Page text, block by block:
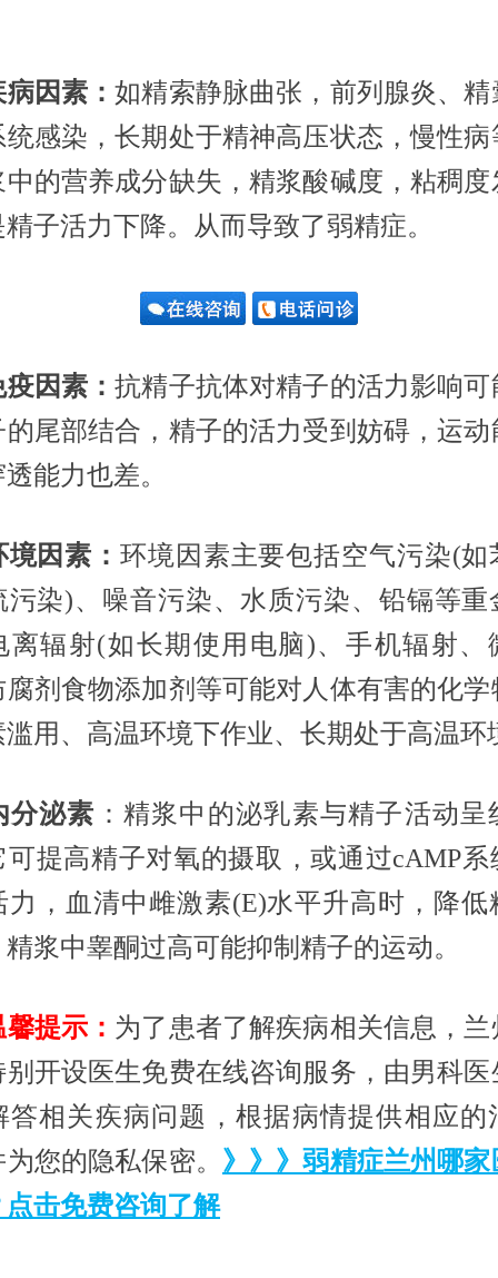
病因素：如精索静脉曲张，前列腺炎、精
统感染，长期处于精神高压状态，慢性病
中的营养成分缺失，精浆酸碱度，粘稠度
子活力下降。从而导致了弱精症。
疫因素：抗精子抗体对精子的活力影响可
的尾部结合，精子的活力受到妨碍，运动
能力也差。
因素：环境因素主要包括空气污染(如
污染)、噪音污染、水质污染、铅镉等重
离辐射(如长期使用电脑)、手机辐射、
腐剂食物添加剂等可能对人体有害的化学
滥用、高温环境下作业、长期处于高温环
分泌素 ：精浆中的泌乳素与精子活动呈
可提高精子对氧的摄取，或通过cAMP系
力，血清中雌激素(E)水平升高时，降低
浆中睾酮过高可能抑制精子的运动。
提示： 为了患者了解疾病相关信息，兰
别开设医生免费在线咨询服务，由男科医
答相关疾病问题，根据病情提供相应的
您的隐私保密。 》》》弱精症兰州哪
点击免费咨询了解